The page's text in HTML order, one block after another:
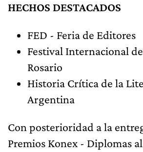
HECHOS DESTACADOS
FED - Feria de Editores
Festival Internacional
Rosario
Historia Crítica de la
Argentina
Con posterioridad a la
Premios Konex - Diplomas